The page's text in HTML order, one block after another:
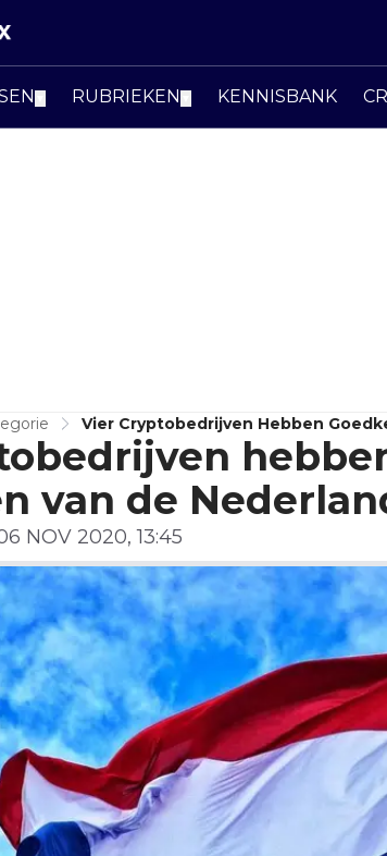
RUBRIEKEN KENNISBANK
Vier Cryptobedrijven Hebben
Bank
van de
NOV 2020, 13:45